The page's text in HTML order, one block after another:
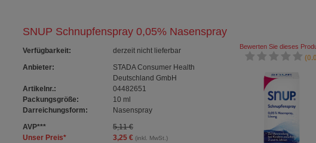
SNUP Schnupfenspray 0,05% Nasenspray
Verfügbarkeit:
derzeit nicht lieferbar
Anbieter:
STADA Consumer Health
Deutschland GmbH
Artikelnr.:
04482651
Packungsgröße:
10 ml
Darreichungsform:
Nasenspray
AVP***
5,11 €
Unser Preis* 3,25 €(inkl. MwSt.)
Bewerten Sie dieses